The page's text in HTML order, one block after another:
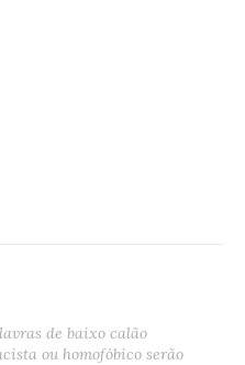
de baixo calão
ou homofóbico serão